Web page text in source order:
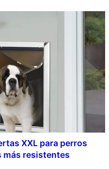
XXL para perros
más resistentes